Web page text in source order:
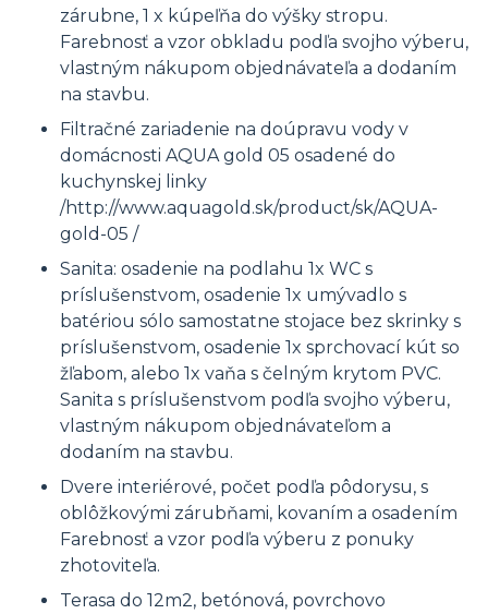
zárubne, 1 x kúpeľňa do výšky stropu.
Farebnosť a vzor obkladu podľa svojho výberu,
vlastným nákupom objednávateľa a dodaním
na stavbu.
Filtračné zariadenie na doúpravu vody v
domácnosti AQUA gold 05 osadené do
kuchynskej linky
/http://www.aquagold.sk/product/sk/AQUA-
gold-05 /
Sanita: osadenie na podlahu 1x WC s
príslušenstvom, osadenie 1x umývadlo s
batériou sólo samostatne stojace bez skrinky s
príslušenstvom, osadenie 1x sprchovací kút so
žľabom, alebo 1x vaňa s čelným krytom PVC.
Sanita s príslušenstvom podľa svojho výberu,
vlastným nákupom objednávateľom a
dodaním na stavbu.
Dvere interiérové, počet podľa pôdorysu, s
oblôžkovými zárubňami, kovaním a osadením
Farebnosť a vzor podľa výberu z ponuky
zhotoviteľa.
Terasa do 12m2, betónová, povrchovo